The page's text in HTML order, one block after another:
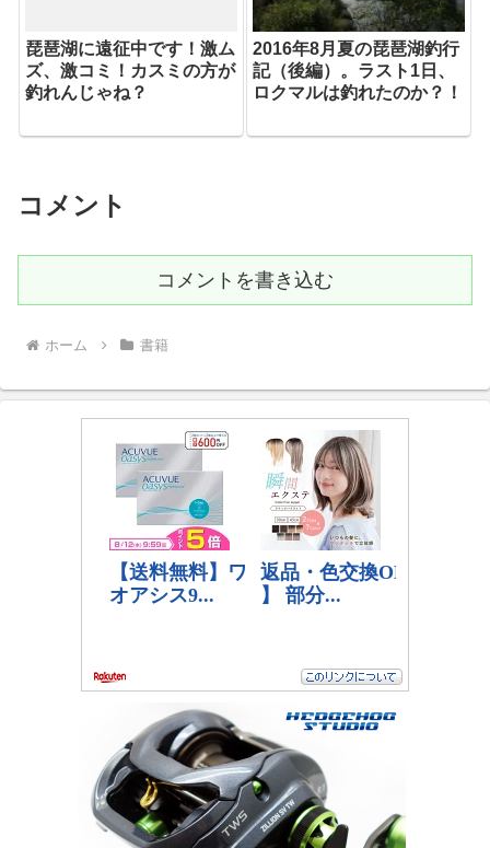
琵琶湖に遠征中です！激ム
ズ、激コミ！カスミの方が
釣れんじゃね？
2016年8月夏の琵琶湖釣行
記（後編）。ラスト1日、
ロクマルは釣れたのか？！
コメント
コメントを書き込む
ホーム 書籍